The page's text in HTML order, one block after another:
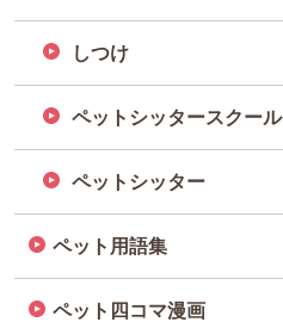
しつけ
ペットシッタースクール
ペットシッター
ペット用語集
ペット四コマ漫画